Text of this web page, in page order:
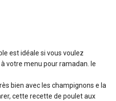
est idéale si vous voulez
votre menu pour ramadan. le
bien avec les champignons e la
cette recette de poulet aux